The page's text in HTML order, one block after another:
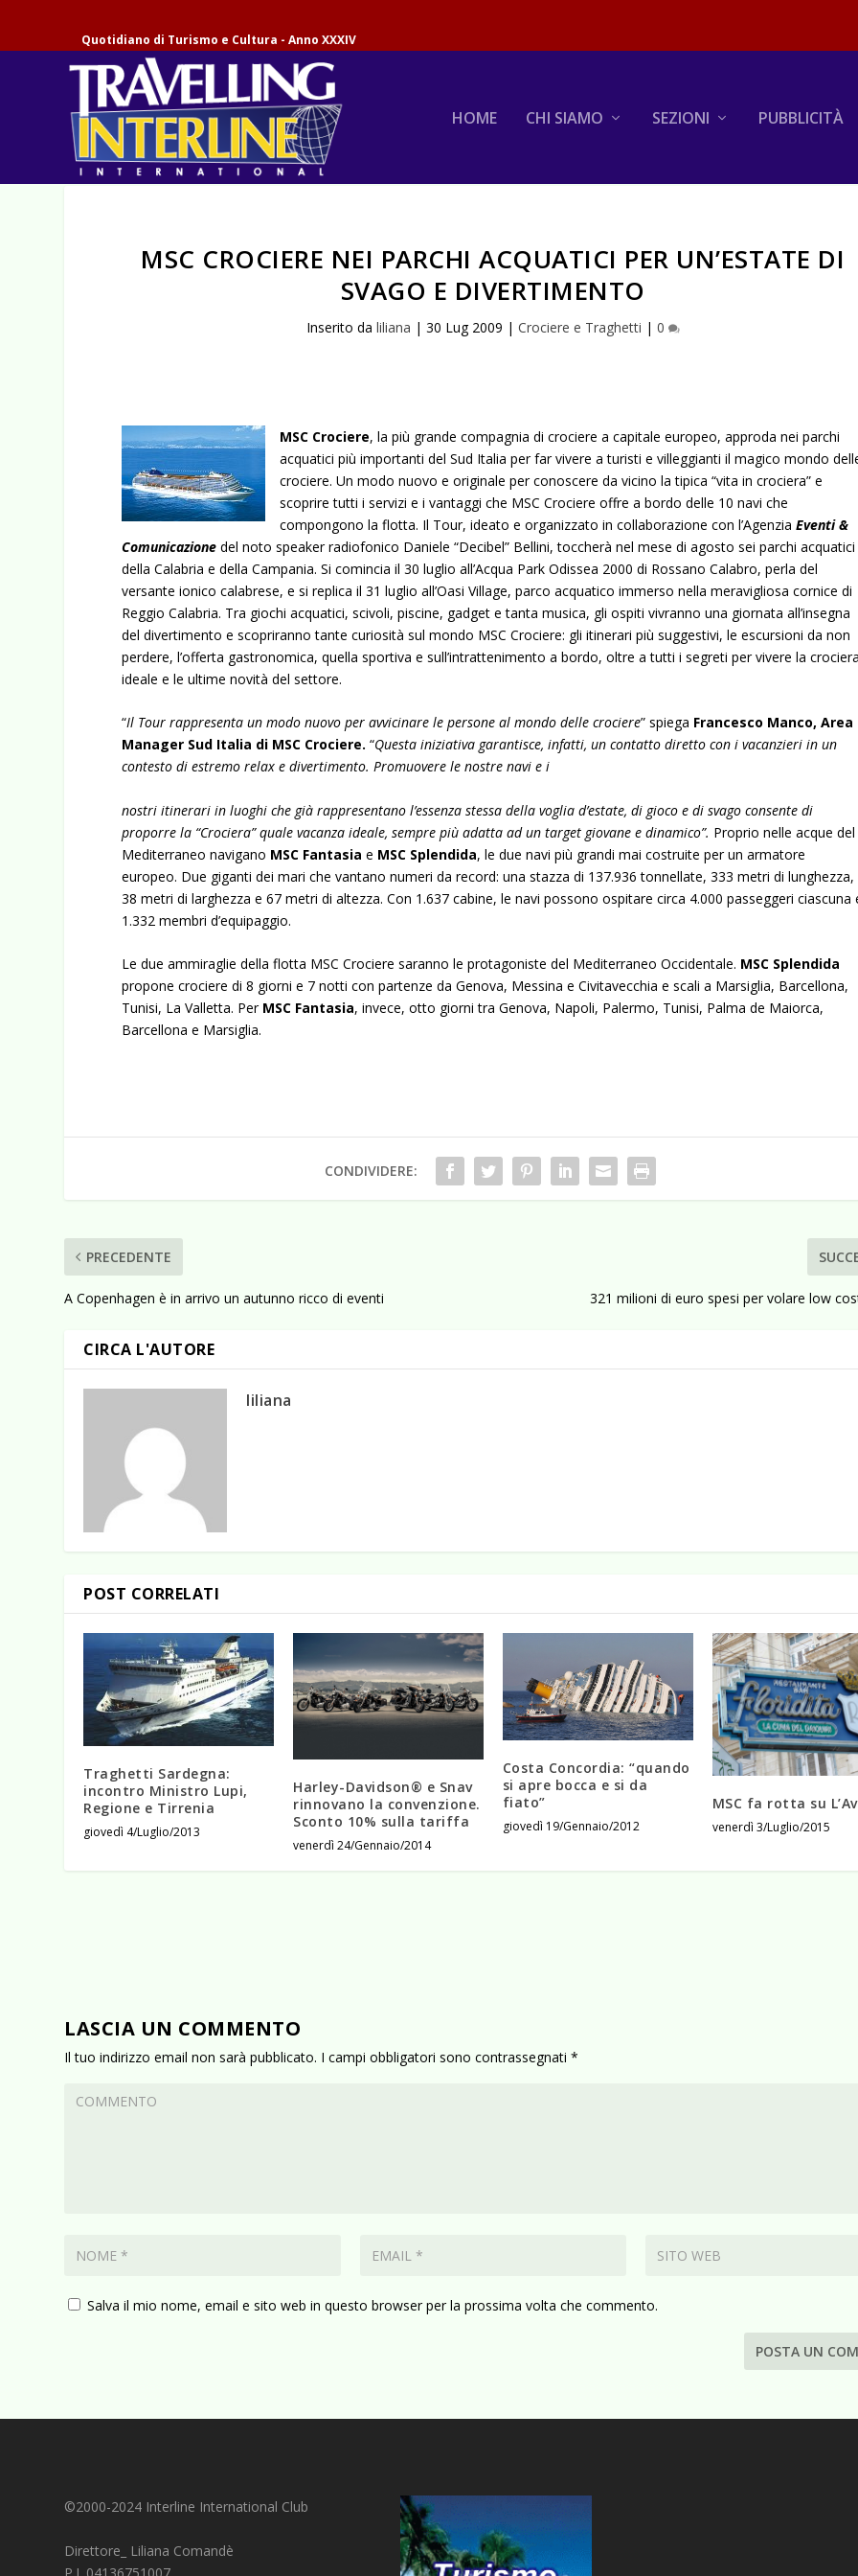
Quotidiano di Turismo e Cultura - Anno XXXIV
HOME CHI SIAMO SEZIONI PUBBLICITÀ
MSC CROCIERE NEI PARCHI ACQUATICI PER UN’ESTATE DI
SVAGO E DIVERTIMENTO
Inserito da liliana | 30 Lug 2009 | Crociere e Traghetti | 0
MSC Crociere, la più grande compagnia di crociere a capitale europeo, approda nei parchi
acquatici più importanti del Sud Italia per far vivere a turisti e villeggianti il magico mondo
crociere. Un modo nuovo e originale per conoscere da vicino la tipica “vita in crociera” e
scoprire tutti i servizi e i vantaggi che MSC Crociere offre a bordo delle 10 navi che
compongono la flotta. Il Tour, ideato e organizzato in collaborazione con l’AgenziaEventi &
Comunicazionedel noto speaker radiofonico Daniele “Decibel” Bellini, toccherà nel mese di agosto sei parchi acquatici
della Calabria e della Campania. Si comincia il 30 luglio all’Acqua Park Odissea 2000 di Rossano Calabro, perla del
versante ionico calabrese, e si replica il 31 luglio all’Oasi Village, parco acquatico immerso nella meravigliosa cornice di
Reggio Calabria. Tra giochi acquatici, scivoli, piscine, gadget e tanta musica, gli ospiti vivranno una giornata all’insegna
del divertimento e scopriranno tante curiosità sul mondo MSC Crociere: gli itinerari più suggestivi, le escursioni da non
perdere, l’offerta gastronomica, quella sportiva e sull’intrattenimento a bordo, oltre a tutti i segreti per vivere la
ideale e le ultime novità del settore.
“Il Tour rappresenta un modo nuovo per avvicinare le persone al mondo delle crociere” spiega Francesco Manco, Area
Manager Sud Italia di MSC Crociere.“Questa iniziativa garantisce, infatti, un contattodiretto con i vacanzieri in un
contesto di estremo relax e divertimento. Promuovere le nostre navi e i
nostri itinerari in luoghi che già rappresentano l’essenza stessa della voglia d’estate, di gioco e di svagoconsente di
proporre la “Crociera” quale vacanza ideale, sempre più adatta ad un target giovane edinamico”. Proprio nelle acque del
Mediterraneo navigano MSC Fantasiae MSC Splendida, le due navi più grandi mai costruite per un armatore
europeo. Due giganti dei mari che vantano numeri da record: una stazza di 137.936 tonnellate, 333 metri di lunghezza,
38 metri di larghezza e 67 metri di altezza. Con 1.637 cabine, le navi possono ospitare circa 4.000 passeggeri ciascuna
1.332 membri d’equipaggio.
Le due ammiraglie della flotta MSC Crociere saranno le protagoniste del Mediterraneo Occidentale. MSC Splendida
propone crociere di 8 giorni e 7 notti con partenze da Genova, Messina e Civitavecchia e scali a Marsiglia, Barcellona,
Tunisi, La Valletta. Per MSC Fantasia, invece, otto giorni tra Genova, Napoli, Palermo, Tunisi, Palma de Maiorca,
Barcellona e Marsiglia.
CONDIVIDERE:
PRECEDENTE
A Copenhagen è in arrivo un autunno ricco di eventi 321 milioni di euro spesi per volare low
CIRCA L'AUTORE
liliana
POST CORRELATI
Traghetti Sardegna:
incontro Ministro Lupi,
Regione e Tirrenia
giovedì 4/Luglio/2013
Harley-Davidson® e Snav
rinnovano la convenzione.
Sconto 10% sulla tariffa
venerdì 24/Gennaio/2014
Costa Concordia: “quando
si apre bocca e si da
fiato”
giovedì 19/Gennaio/2012
MSC fa rotta su
venerdì 3/Luglio/2015
LASCIA UN COMMENTO
Il tuo indirizzo email non sarà pubblicato. I campi obbligatori sono contrassegnati*
Salva il mio nome, email e sito web in questo browser per la prossima volta che commento.
©2000-2024 Interline International Club
Direttore_ Liliana Comandè